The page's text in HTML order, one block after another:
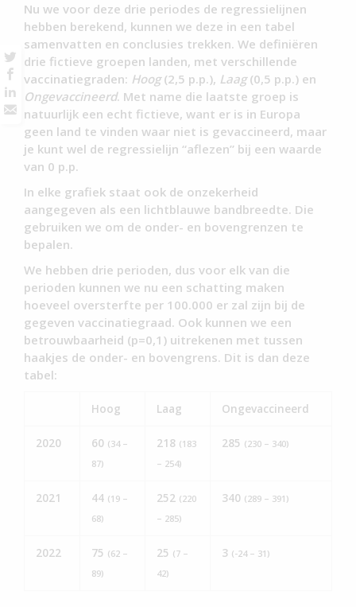
Nu we voor deze drie periodes de regressielijnen
hebben berekend, kunnen we deze in een tabel
samenvatten en conclusies trekken. We definiëren
drie fictieve groepen landen, met verschillende
vaccinatiegraden: Hoog(2,5 p.p.), Laag(0,5 p.p.) en
Ongevaccineerd. Met name die laatste groep is
natuurlijk een echt fictieve, want er is in Europa
geen land te vinden waar niet is gevaccineerd, maar
je kunt wel de regressielijn “aflezen” bij een waarde
van 0 p.p.
In elke grafiek staat ook de onzekerheid
aangegeven als een lichtblauwe bandbreedte. Die
gebruiken we om de onder- en bovengrenzen te
bepalen.
We hebben drie perioden, dus voor elk van die
perioden kunnen we nu een schatting maken
hoeveel oversterfte per 100.000 er zal zijn bij de
gegeven vaccinatiegraad. Ook kunnen we een
betrouwbaarheid (p=0,1) uitrekenen met tussen
haakjes de onder- en bovengrens. Dit is dan deze
tabel:
Hoog Laag Ongevaccineerd
2020 60 (34 –
87)
218 (183
– 254)
285 (230 – 340)
2021 44 (19 –
68)
252 (220
– 285)
340 (289 – 391)
2022 75 (62 –
89)
25 (7 –
42)
3 (-24 – 31)